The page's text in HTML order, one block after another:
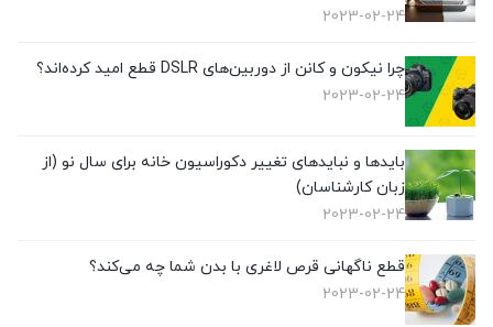
2023-02-24
چرا نیکون و کانن از دوربین‌های DSLR قطع امید کرده‌اند؟
2023-02-24
بایدها و نبایدهای تغییر دکوراسیون خانه برای سال نو (از
زبان کارشناسان)
2023-02-24
قطع ناگهانی قرص لاغری با بدن شما چه می‌کند؟
2023-02-24